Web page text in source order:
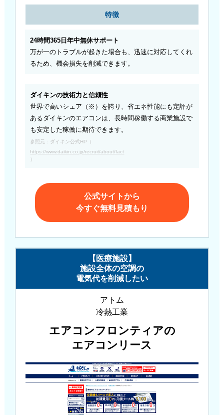
特徴
24時間365日年中無休サポート
万が一のトラブルが起きた場合も、迅速に対応してくれ
るため、機会損失を削減できます。
ダイキンの技術力と信頼性
世界で高いシェア（※）を誇り、省エネ性能にも定評が
あるダイキンのエアコンは、長時間稼働する商業施設で
も安定した稼働に期待できます。
参照元：ダイキン公式HP（
https://www.daikin.co.jp/recruit/about/fact
）
公式サイトから
今すぐ無料見積もり
【医療施設】
施設全体の空調の
電気代を削減したい
アトム
冷熱工業
エアコンフロンティアの
エアコンリース